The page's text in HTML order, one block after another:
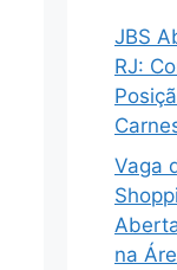
JBS
RJ:
Vaga
na